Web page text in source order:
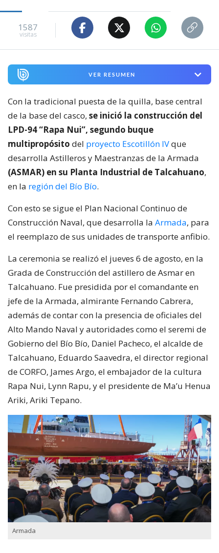
1587
visitas
VER RESUMEN
Con la tradicional puesta de la quilla, base central
de la base del casco, se inició la construcción del
LPD-94 “Rapa Nui”, segundo buque
multipropósito del proyecto Escotillón IVque
desarrolla Astilleros y Maestranzas de la Armada
(ASMAR) en su Planta Industrial de Talcahuano,
en la región del Bío Bío.
Con esto se sigue el Plan Nacional Continuo de
Construcción Naval, que desarrolla la Armada, para
el reemplazo de sus unidades de transporte anfibio.
La ceremonia se realizó el jueves 6 de agosto, en la
Grada de Construcción del astillero de Asmar en
Talcahuano. Fue presidida por el comandante en
jefe de la Armada, almirante Fernando Cabrera,
además de contar con la presencia de oficiales del
Alto Mando Naval y autoridades como el seremi de
Gobierno del Bío Bío, Daniel Pacheco, el alcalde de
Talcahuano, Eduardo Saavedra, el director regional
de CORFO, James Argo, el embajador de la cultura
Rapa Nui, Lynn Rapu, y el presidente de Ma’u Henua
Ariki, Ariki Tepano.
Armada